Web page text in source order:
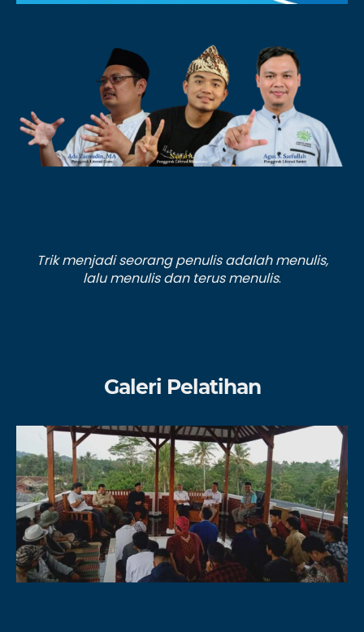
Trik menjadi seorang penulis adalah menulis,
lalu menulis dan terus menulis.
Galeri Pelatihan